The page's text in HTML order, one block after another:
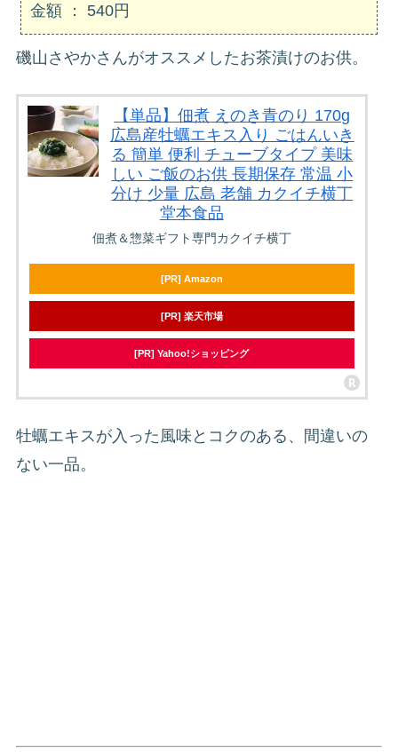
金額 ： 540円
磯山さやかさんがオススメしたお茶漬けのお供。
【単品】佃煮 えのき青のり 170g
広島産牡蠣エキス入り ごはんいき
る 簡単 便利 チューブタイプ 美味
しい ご飯のお供 長期保存 常温 小
分け 少量 広島 老舗 カクイチ横丁
堂本食品
佃煮＆惣菜ギフト専門カクイチ横丁
[PR] Amazon
[PR] 楽天市場
[PR] Yahoo!ショッピング
牡蠣エキスが入った風味とコクのある、間違いの
ない一品。